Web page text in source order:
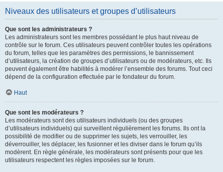
Niveaux des utilisateurs et groupes d’utilisateurs
Que sont les administrateurs ?
Les administrateurs sont les membres possédant le plus haut niveau de
contrôle sur le forum. Ces utilisateurs peuvent contrôler toutes les opérations
du forum, telles que les paramètres des permissions, le bannissement
d’utilisateurs, la création de groupes d’utilisateurs ou de modérateurs, etc. Ils
peuvent également être habilités à modérer l’ensemble des forums. Tout ceci
dépend de la configuration effectuée par le fondateur du forum.
Haut
Que sont les modérateurs ?
Les modérateurs sont des utilisateurs individuels (ou des groupes
d’utilisateurs individuels) qui surveillent régulièrement les forums. Ils ont la
possibilité de modifier ou de supprimer les sujets, les verrouiller, les
déverrouiller, les déplacer, les fusionner et les diviser dans le forum qu’ils
modèrent. En règle générale, les modérateurs sont présents pour que les
utilisateurs respectent les règles imposées sur le forum.